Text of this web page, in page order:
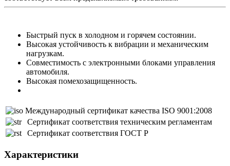
Быстрый пуск в холодном и горячем состоянии.
Высокая устойчивость к вибрации и механическим
нагрузкам.
Совместимость с электронными блоками управления
автомобиля.
Высокая помехозащищенность.
Международный сертификат качества ISO 9001:2008
Сертификат соответствия техническим регламентам
Сертификат соответствия ГОСТ Р
Характеристики